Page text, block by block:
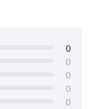
0
0
0
0
0